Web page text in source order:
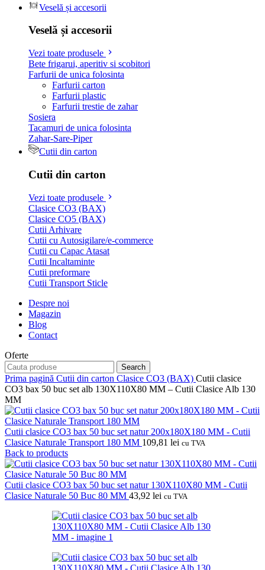
Veselă și accesorii
Veselă și accesorii
Vezi toate produsele
Bete frigarui, aperitiv si scobitori
Farfurii de unica folosinta
Farfurii carton
Farfurii plastic
Farfurii trestie de zahar
Sosiera
Tacamuri de unica folosinta
Zahar-Sare-Piper
Cutii din carton
Cutii din carton
Vezi toate produsele
Clasice CO3 (BAX)
Clasice CO5 (BAX)
Cutii Arhivare
Cutii cu Autosigilare/e-commerce
Cutii cu Capac Atasat
Cutii Incaltaminte
Cutii preformare
Cutii Transport Sticle
Despre noi
Magazin
Blog
Contact
Oferte
Search
Prima pagină Cutii din carton Clasice CO3 (BAX) Cutii clasice
CO3 bax 50 buc set alb 130X110X80 MM – Cutii Clasice Alb 130
MM
Cutii clasice CO3 bax 50 buc set natur 200x180X180 MM - Cutii
Clasice Naturale Transport 180 MM 109,81 lei cu TVA
Back to products
Cutii clasice CO3 bax 50 buc set natur 130X110X80 MM - Cutii
Clasice Naturale 50 Buc 80 MM 43,92 lei cu TVA